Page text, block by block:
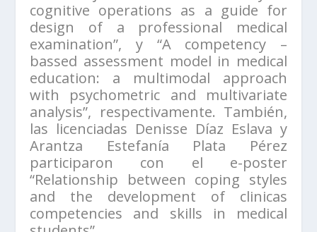
cognitive operations as a guide for
design of a professional medical
examination”, y “A competency –
bassed assessment model in medical
education: a multimodal approach
with psychometric and multivariate
analysis”, respectivamente. También,
las licenciadas Denisse Díaz Eslava y
Arantza Estefanía Plata Pérez
participaron con el e-poster
“Relationship between coping styles
and the development of clinicas
competencies and skills in medical